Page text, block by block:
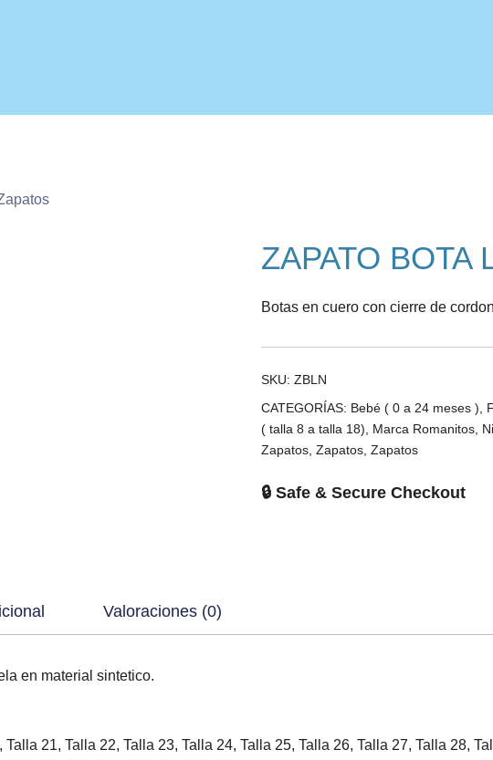
ZAPATO BOTA
Botas en cuero con cierre de
SKU: ZBLN
CATEGORÍAS: Bebé ( 0 a 24 meses )
( talla 8 a talla 18)
Marca Romanitos
Zapatos Zapatos Zapatos
🔒 Safe & Secure Checkout
Valoraciones (0)
en material sintetico.
21, Talla 22, Talla 23, Talla 24, Talla 25, Talla 26, Talla 27, Talla 28,